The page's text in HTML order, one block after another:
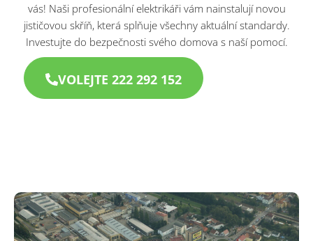
vás! Naši profesionální elektrikáři vám nainstalují novou
jističovou skříň, která splňuje všechny aktuální standardy.
Investujte do bezpečnosti svého domova s naší pomocí.
VOLEJTE 222 292 152